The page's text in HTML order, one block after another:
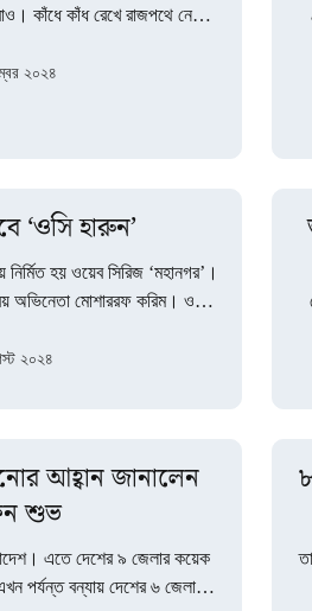
কাঁধে কাঁধ রেখে রাজপথে নেমে
২০২৪
‘ওসি হারুন’
নির্মিত হয় ওয়েব সিরিজ ‘মহানগর’।
অভিনেতা মোশাররফ করিম। ওসি
২০২৪
আহ্বান জানালেন
শুভ
এতে দেশের ৯ জেলার কয়েক
পর্যন্ত বন্যায় দেশের ৬ জেলায়